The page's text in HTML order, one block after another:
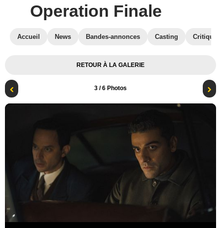
Operation Finale
Accueil News Bandes-annonces Casting
RETOUR À LA GALERIE
3 / 6 Photos